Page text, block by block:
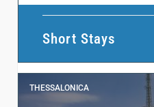
Short Stays
THESSALONICA